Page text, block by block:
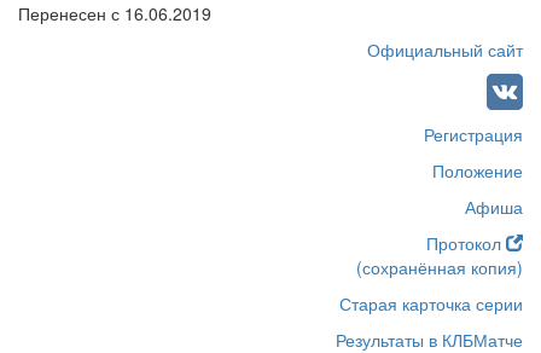
Перенесен с 16.06.2019
Официальный сайт
Регистрация
Положение
Афиша
Протокол
(сохранённая копия)
Старая карточка серии
Результаты в КЛБМатче